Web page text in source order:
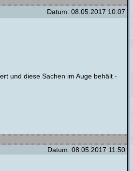
Datum: 08.05.2017 10:07
und diese Sachen im Auge behält -
Datum: 08.05.2017 11:50